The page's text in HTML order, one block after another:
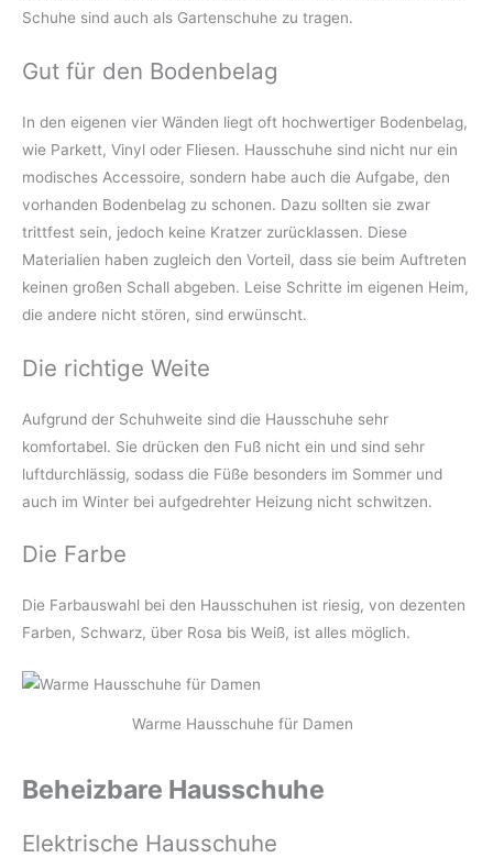
Schuhe sind auch als Gartenschuhe zu tragen.
Gut für den Bodenbelag
In den eigenen vier Wänden liegt oft hochwertiger Bodenbelag,
wie Parkett, Vinyl oder Fliesen. Hausschuhe sind nicht nur ein
modisches Accessoire, sondern habe auch die Aufgabe, den
vorhanden Bodenbelag zu schonen. Dazu sollten sie zwar
trittfest sein, jedoch keine Kratzer zurücklassen. Diese
Materialien haben zugleich den Vorteil, dass sie beim Auftreten
keinen großen Schall abgeben. Leise Schritte im eigenen Heim,
die andere nicht stören, sind erwünscht.
Die richtige Weite
Aufgrund der Schuhweite sind die Hausschuhe sehr
komfortabel. Sie drücken den Fuß nicht ein und sind sehr
luftdurchlässig, sodass die Füße besonders im Sommer und
auch im Winter bei aufgedrehter Heizung nicht schwitzen.
Die Farbe
Die Farbauswahl bei den Hausschuhen ist riesig, von dezenten
Farben, Schwarz, über Rosa bis Weiß, ist alles möglich.
Warme Hausschuhe für Damen
Beheizbare Hausschuhe
Elektrische Hausschuhe